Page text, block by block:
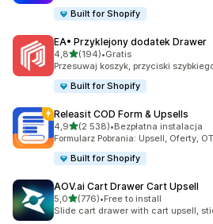
Built for Shopify
EA• Przyklejony dodatek Drawer
4,8na 5 gwiazdek
(194)
Łączna liczba recenzji: 194
•Gratis
Przesuwaj koszyk, przyciski
Built for Shopify
Releasit COD Form & Upsells
4,9na 5 gwiazdek
(2 538)
Łączna liczba recenzji: 2538
•Bezpłatna instalacja
Formularz Pobrania: Upsell, Oferty,
Built for Shopify
AOV.ai Cart Drawer Cart Upsell
5,0na 5 gwiazdek
(776)
Łączna liczba recenzji: 776
•Free to install
Slide cart drawer with cart upsell,